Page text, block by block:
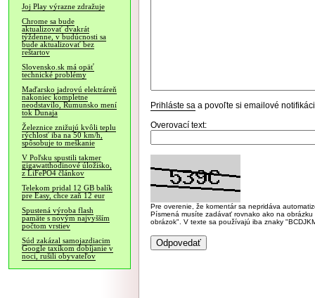
Joj Play výrazne zdražuje
Chrome sa bude
aktualizovať dvakrát
týždenne, v budúcnosti sa
bude aktualizovať bez
reštartov
Slovensko.sk má opäť
technické problémy
Maďarsko jadrovú elektráreň
nakoniec kompletne
neodstavilo, Rumunsko mení
tok Dunaja
Železnice znižujú kvôli teplu
rýchlosť iba na 50 km/h,
spôsobuje to meškanie
V Poľsku spustili takmer
gigawatthodinové úložisko,
z LiFePO4 článkov
Telekom pridal 12 GB balík
pre Easy, chce zaň 12 eur
Spustená výroba flash
pamäte s novým najvyšším
počtom vrstiev
Súd zakázal samojazdiacim
Google taxíkom dobíjanie v
noci, rušili obyvateľov
Prihláste sa a povoľte si emailové
Overovací text:
Pre overenie, že komentár sa nepridáva
Písmená musíte zadávať rovnako ako na
obrázok". V texte sa používajú iba znaky